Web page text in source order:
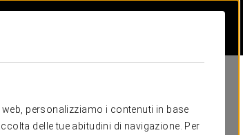
personalizziamo i contenuti in base
delle tue abitudini di navigazione. Per